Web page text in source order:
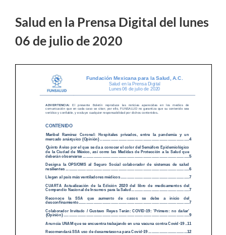
Salud en la Prensa Digital del lunes
06 de julio de 2020